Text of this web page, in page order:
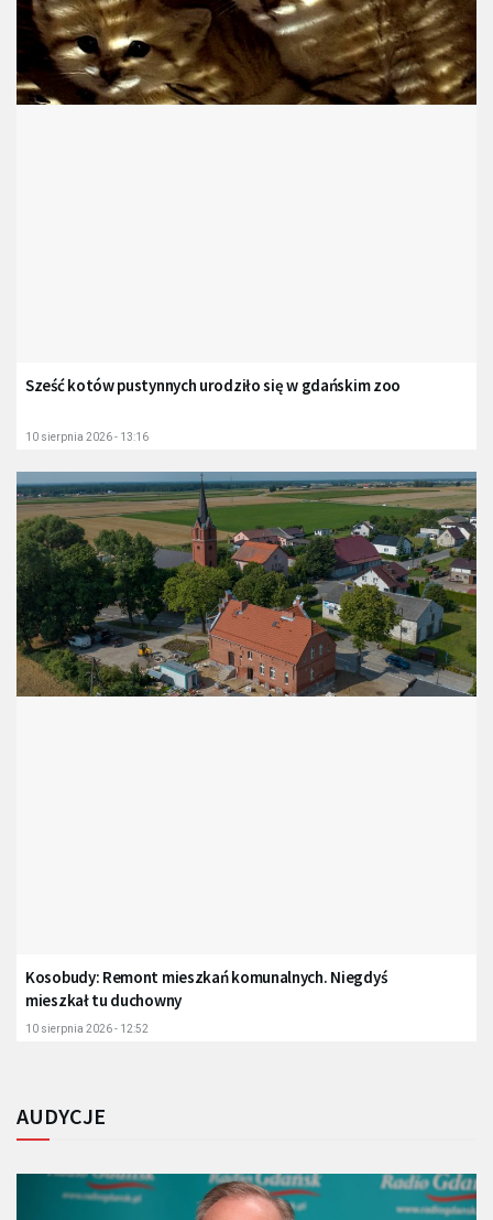
Sześć kotów pustynnych urodziło się w gdańskim zoo
10 sierpnia 2026 - 13:16
Kosobudy: Remont mieszkań komunalnych. Niegdyś
mieszkał tu duchowny
10 sierpnia 2026 - 12:52
AUDYCJE